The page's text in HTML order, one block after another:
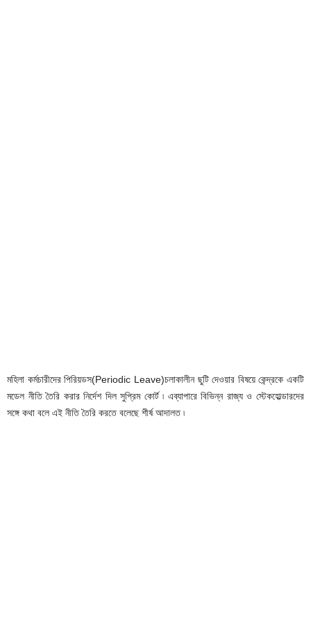
মহিলা কর্মচারীদের পিরিয়ডস(Periodic Leave)চলাকালীন ছুটি দেওয়ার বিষয়ে কেন্দ্রকে একটি
মডেল নীতি তৈরি করার নির্দেশ দিল সুপ্রিম কোর্ট ৷ এব্যাপারে বিভিন্ন রাজ্য ও স্টেকহোল্ডারদের
সঙ্গে কথা বলে এই নীতি তৈরি করতে বলেছে শীর্ষ আদালত ৷